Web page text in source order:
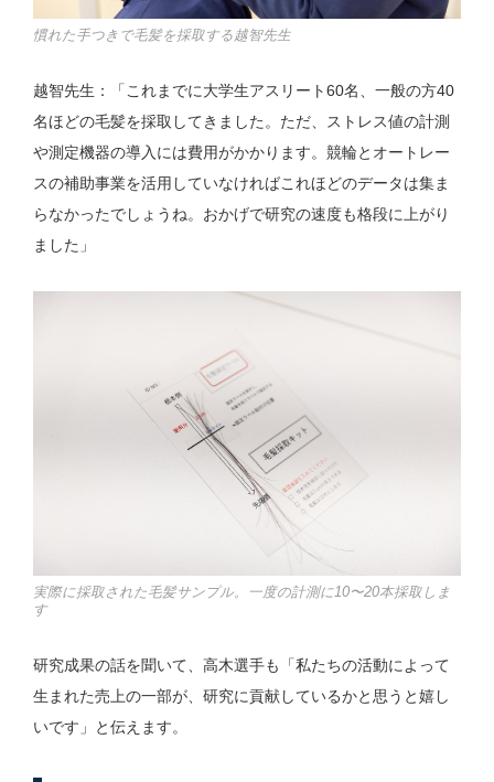
慣れた手つきで毛髪を採取する越智先生
越智先生：「これまでに大学生アスリート60名、一般の方40
名ほどの毛髪を採取してきました。ただ、ストレス値の計測
や測定機器の導入には費用がかかります。競輪とオートレー
スの補助事業を活用していなければこれほどのデータは集ま
らなかったでしょうね。おかげで研究の速度も格段に上がり
ました」
実際に採取された毛髪サンプル。一度の計測に10〜20本採取しま
す
研究成果の話を聞いて、高木選手も「私たちの活動によって
生まれた売上の一部が、研究に貢献しているかと思うと嬉し
いです」と伝えます。